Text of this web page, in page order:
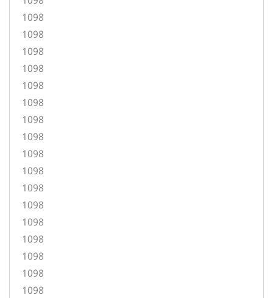
1098
1098
1098
1098
1098
1098
1098
1098
1098
1098
1098
1098
1098
1098
1098
1098
1098